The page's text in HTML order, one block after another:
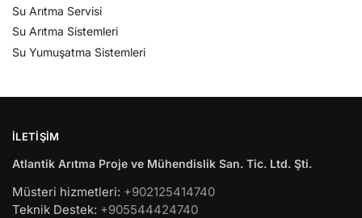
Su Arıtma Servisi
Su Arıtma Sistemleri
Su Yumuşatma Sistemleri
İLETIŞIM
Atlantik Arıtma Proje ve Mühendislik San. Tic. Ltd. Şti.
Müsteri hizmetleri: +902125414740
Teknik Destek: +905544424740